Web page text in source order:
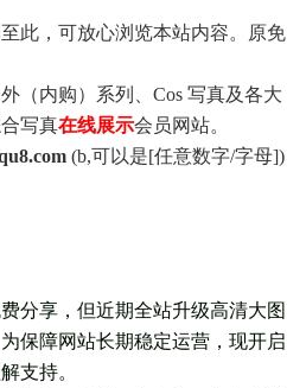
此，可放心浏览本站内容。原免
（内购）系列、Cos 写真及各大
写真在线展示会员网站。
(b,可以是[任意数字/字母])
分享，但近期全站升级高清大图
保障网站长期稳定运营，现开启
支持。